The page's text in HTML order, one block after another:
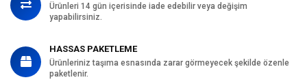
Ürünleri 14 gün içerisinde iade edebilir veya değişim
yapabilirsiniz.
HASSAS PAKETLEME
Ürünleriniz taşıma esnasında zarar görmeyecek şekilde özenle
paketlenir.